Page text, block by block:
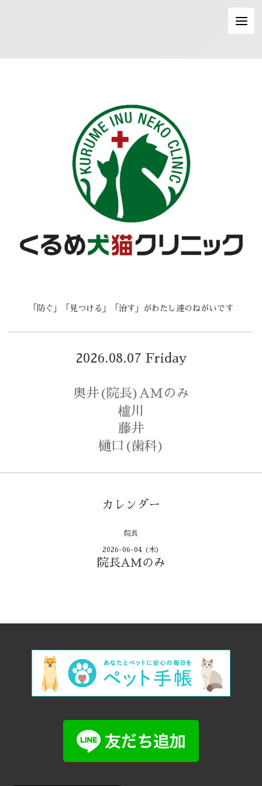
「防ぐ」「見つける」「治す」がわたし達のねがいです
2026.08.07 Friday
奥井(院長)AMのみ
櫨川
藤井
樋口(歯科)
カレンダー
院長
2026-06-04 (木)
院長AMのみ